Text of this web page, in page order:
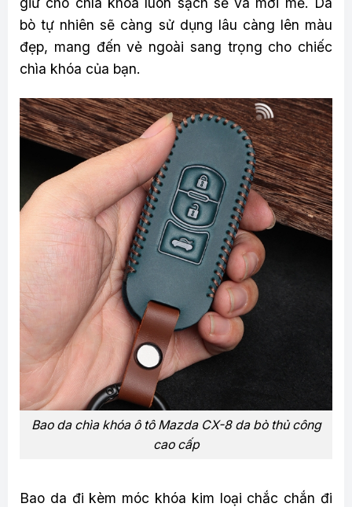
bò tự nhiên sẽ càng sử dụng lâu càng lên màu
đẹp, mang đến vẻ ngoài sang trọng cho chiếc
chìa khóa của bạn.
Bao da chìa khóa ô tô Mazda CX-8 da bò thủ công
cao cấp
Bao da đi kèm móc khóa kim loại chắc chắn đi